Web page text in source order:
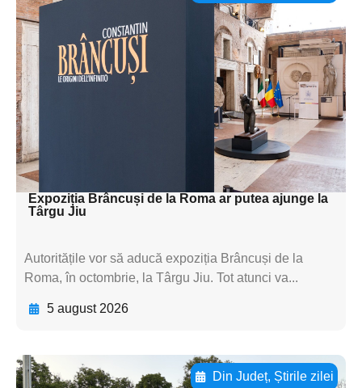
Adaugă aici textul pentru
subtitluAdaugă aici
textul pentru
subtitluAdaugă aici
textul pentru
subtitluAdaugă aici
textul pentru subti
Expoziția Brâncuși de la Roma ar putea ajunge la
Târgu Jiu
Autoritățile vor să aducă expoziția Brâncuși de la
Roma, în octombrie, la Târgu Jiu. Tot atunci va...
5 august 2026
Din Județ, Știrile zilei